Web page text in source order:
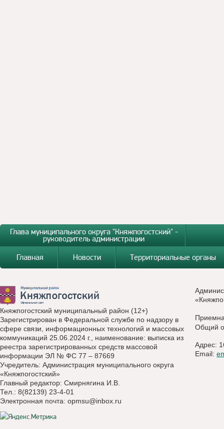
Глава муниципального округа "Княжпогостский" -
руководитель администрации
Главная
Новости Территориальные органы
Княжпогостский муниципальный район (12+)
Зарегистрирован в Федеральной службе по надзору в
сфере связи, информационных технологий и массовых
коммуникаций 25.06.2024 г., наименование: выписка из
реестра зарегистрированных средств массовой
информации ЭЛ № ФС 77 – 87669
Учредитель: Администрация муниципального округа
«Княжпогостский»
Главный редактор: Смирнягина И.В.
Тел.: 8(82139) 23-4-01
Электронная почта: opmsu@inbox.ru
Общий
Адрес:
Email: